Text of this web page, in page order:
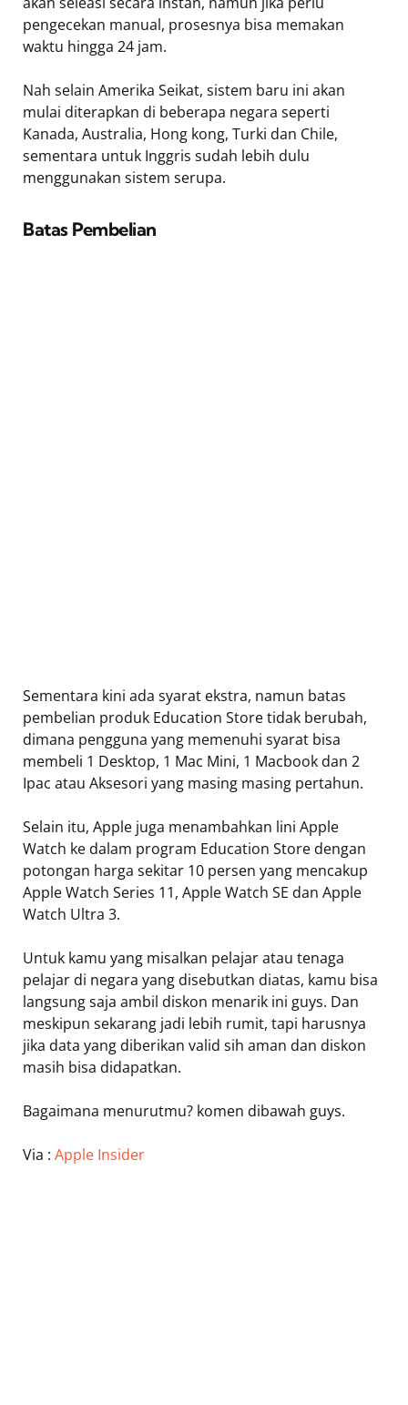
pengecekan manual, prosesnya bisa memakan
waktu hingga 24 jam.
Nah selain Amerika Seikat, sistem baru ini akan
mulai diterapkan di beberapa negara seperti
Kanada, Australia, Hong kong, Turki dan Chile,
sementara untuk Inggris sudah lebih dulu
menggunakan sistem serupa.
Batas Pembelian
Sementara kini ada syarat ekstra, namun batas
pembelian produk Education Store tidak berubah,
dimana pengguna yang memenuhi syarat bisa
membeli 1 Desktop, 1 Mac Mini, 1 Macbook dan 2
Ipac atau Aksesori yang masing masing pertahun.
Selain itu, Apple juga menambahkan lini Apple
Watch ke dalam program Education Store dengan
potongan harga sekitar 10 persen yang mencakup
Apple Watch Series 11, Apple Watch SE dan Apple
Watch Ultra 3.
Untuk kamu yang misalkan pelajar atau tenaga
pelajar di negara yang disebutkan diatas, kamu bisa
langsung saja ambil diskon menarik ini guys. Dan
meskipun sekarang jadi lebih rumit, tapi harusnya
jika data yang diberikan valid sih aman dan diskon
masih bisa didapatkan.
Bagaimana menurutmu? komen dibawah guys.
Via : Apple Insider